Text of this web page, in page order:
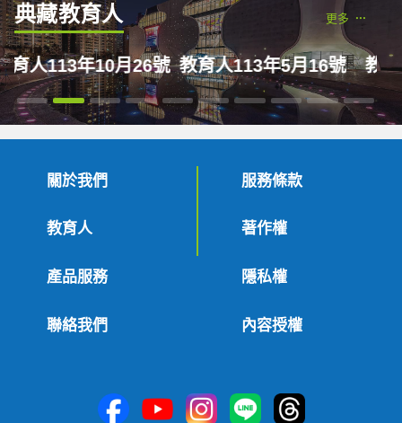
典藏教育人 更多
教育人113年5月16號 教育人111年2月16號
關於我們
教育人
產品服務
聯絡我們
服務條款
著作權
隱私權
內容授權